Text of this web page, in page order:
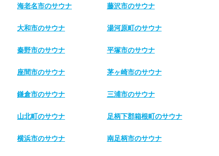
海老名市のサウナ 藤沢市のサウナ
大和市のサウナ 湯河原町のサウナ
秦野市のサウナ 平塚市のサウナ
座間市のサウナ 茅ヶ崎市のサウナ
鎌倉市のサウナ 三浦市のサウナ
山北町のサウナ 足柄下郡箱根町のサウナ
横浜市のサウナ 南足柄市のサウナ